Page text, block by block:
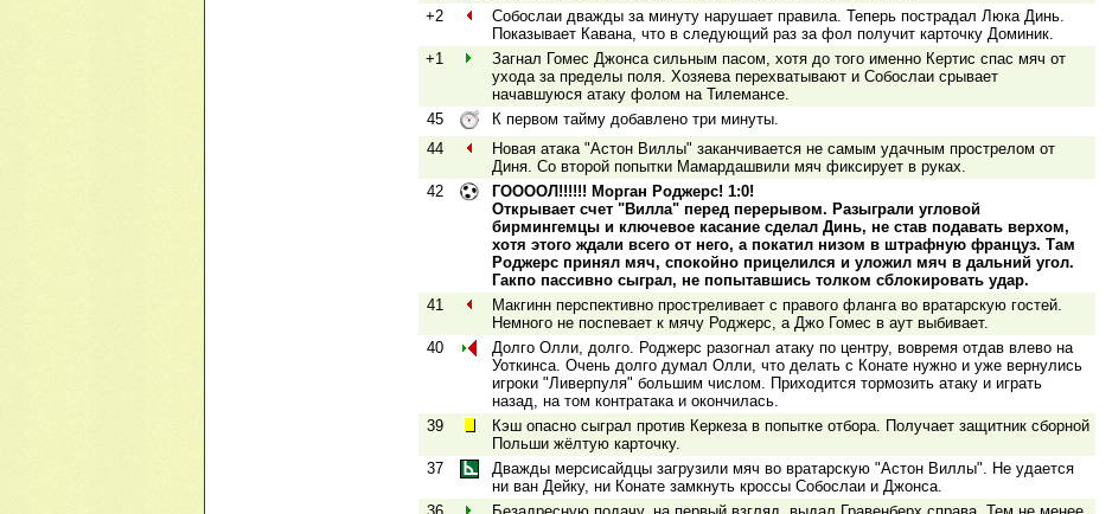
+2
Собослаи дважды за минуту нарушает правила. Теперь пострадал Люка Динь.
Показывает Кавана, что в следующий раз за фол получит карточку Доминик.
+1
Загнал Гомес Джонса сильным пасом, хотя до того именно Кертис спас мяч от
ухода за пределы поля. Хозяева перехватывают и Собослаи срывает
начавшуюся атаку фолом на Тилемансе.
45
К первом тайму добавлено три минуты.
44
Новая атака "Астон Виллы" заканчивается не самым удачным прострелом от
Диня. Со второй попытки Мамардашвили мяч фиксирует в руках.
42
ГООООЛ!!!!!! Морган Роджерс! 1:0!
Открывает счет "Вилла" перед перерывом. Разыграли угловой
бирмингемцы и ключевое касание сделал Динь, не став подавать верхом,
хотя этого ждали всего от него, а покатил низом в штрафную француз. Там
Роджерс принял мяч, спокойно прицелился и уложил мяч в дальний угол.
Гакпо пассивно сыграл, не попытавшись толком сблокировать удар.
41
Макгинн перспективно простреливает с правого фланга во вратарскую гостей.
Немного не поспевает к мячу Роджерс, а Джо Гомес в аут выбивает.
40
Долго Олли, долго. Роджерс разогнал атаку по центру, вовремя отдав влево на
Уоткинса. Очень долго думал Олли, что делать с Конате нужно и уже вернулись
игроки "Ливерпуля" большим числом. Приходится тормозить атаку и играть
назад, на том контратака и окончилась.
39
Кэш опасно сыграл против Керкеза в попытке отбора. Получает защитник сборной
Польши жёлтую карточку.
37
Дважды мерсисайдцы загрузили мяч во вратарскую "Астон Виллы". Не удается
ни ван Дейку, ни Конате замкнуть кроссы Собослаи и Джонса.